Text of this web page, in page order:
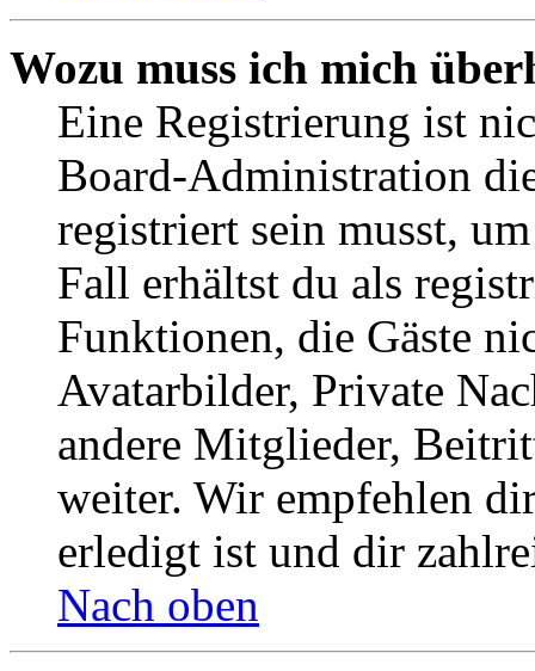
Wozu muss ich mich
Eine Registrierung ist
Board-Administration
registriert sein musst,
Fall erhältst du als
Funktionen, die Gäste
Avatarbilder, Private
andere Mitglieder,
weiter. Wir empfehlen
erledigt ist und dir
Nach oben